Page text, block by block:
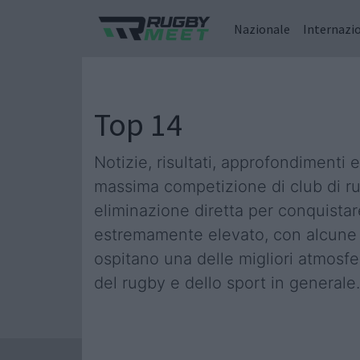
Nazionale
Top 14
Notizie, risultati, approfondimenti
massima competizione di club di
eliminazione diretta per
estremamente elevato, con
ospitano una delle migliori
del rugby e dello sport in